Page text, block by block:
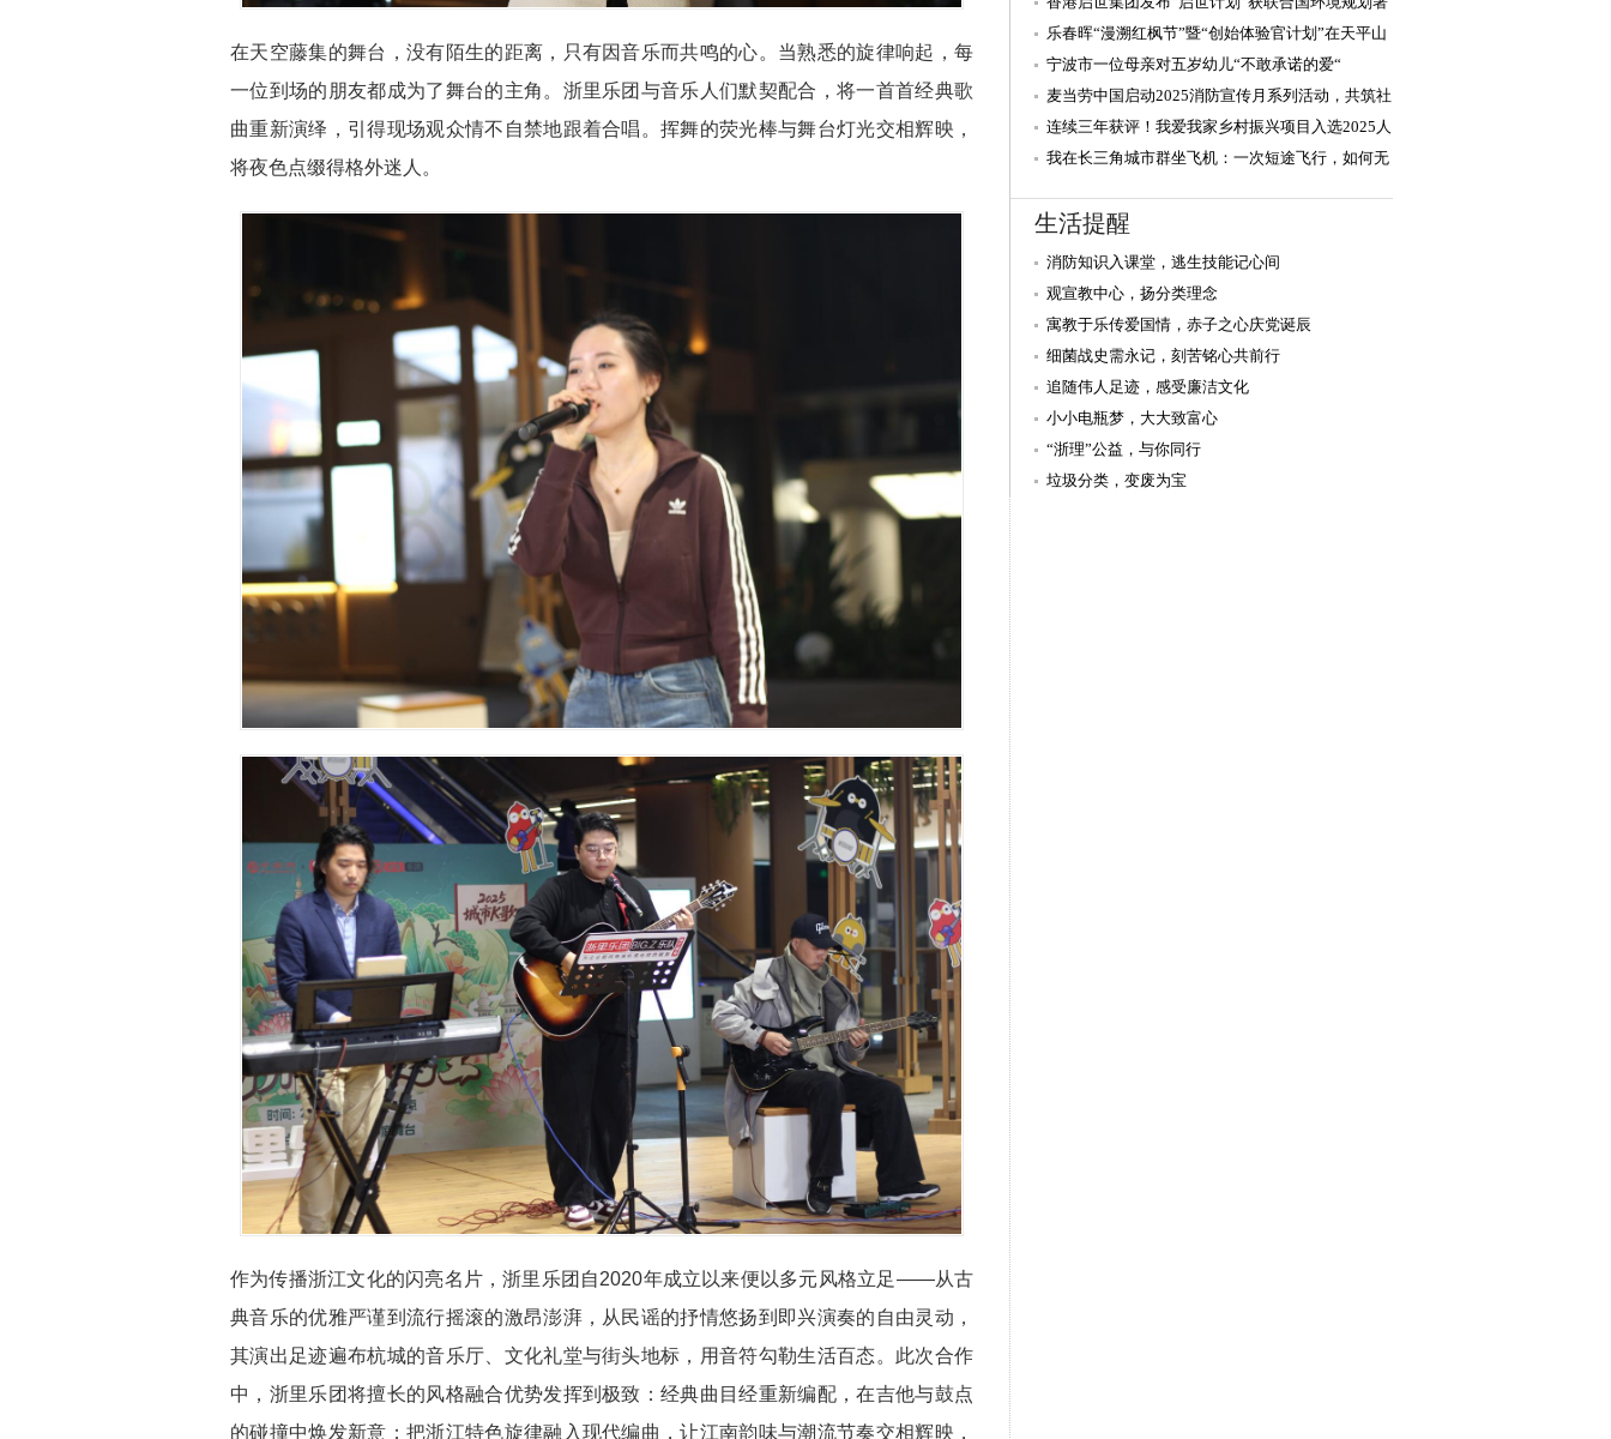
在天空藤集的舞台，没有陌生的距离，只有因音乐而共鸣的心。当熟悉的旋律响起，每
一位到场的朋友都成为了舞台的主角。浙里乐团与音乐人们默契配合，将一首首经典歌
曲重新演绎，引得现场观众情不自禁地跟着合唱。挥舞的荧光棒与舞台灯光交相辉映，
将夜色点缀得格外迷人。
作为传播浙江文化的闪亮名片，浙里乐团自2020年成立以来便以多元风格立足——从古
典音乐的优雅严谨到流行摇滚的激昂澎湃，从民谣的抒情悠扬到即兴演奏的自由灵动，
其演出足迹遍布杭城的音乐厅、文化礼堂与街头地标，用音符勾勒生活百态。此次合作
中，浙里乐团将擅长的风格融合优势发挥到极致：经典曲目经重新编配，在吉他与鼓点
的碰撞中焕发新意；把浙江特色旋律融入现代编曲，让江南韵味与潮流节奏交相辉映，
高度认可
乐春晖“漫溯红枫节”暨“创始体验官计划”在天平山
盛大启幕
宁波市一位母亲对五岁幼儿“不敢承诺的爱“
麦当劳中国启动2025消防宣传月系列活动，共筑社
区安全防线
连续三年获评！我爱我家乡村振兴项目入选2025人
民企业社会责任
我在长三角城市群坐飞机：一次短途飞行，如何无
生活提醒
消防知识入课堂，逃生技能记心间
观宣教中心，扬分类理念
寓教于乐传爱国情，赤子之心庆党诞辰
细菌战史需永记，刻苦铭心共前行
追随伟人足迹，感受廉洁文化
小小电瓶梦，大大致富心
“浙理”公益，与你同行
垃圾分类，变废为宝